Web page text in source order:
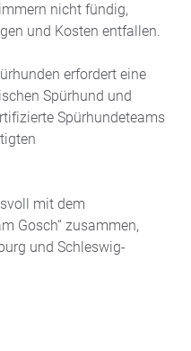
nicht fündig,
und Kosten entfallen.
erfordert eine
Spürhund und
Spürhundeteams
mit dem
Gosch“ zusammen,
und Schleswig-